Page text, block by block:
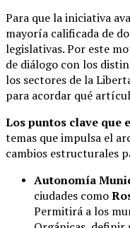
Para que la iniciativa
mayoría calificada de
legislativas. Por este
de diálogo con los
los sectores de la
para acordar qué
Los puntos clave que
temas que impulsa el
cambios estructurales
Autonomía
ciudades como
Permitirá a los